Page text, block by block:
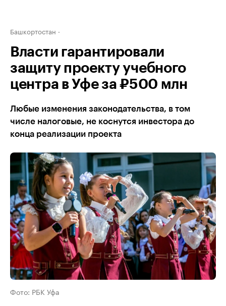
Башкортостан
Власти гарантировали
защиту проекту учебного
центра в Уфе за ₽500 млн
Любые изменения законодательства, в том
числе налоговые, не коснутся инвестора до
конца реализации проекта
Фото: РБК Уфа